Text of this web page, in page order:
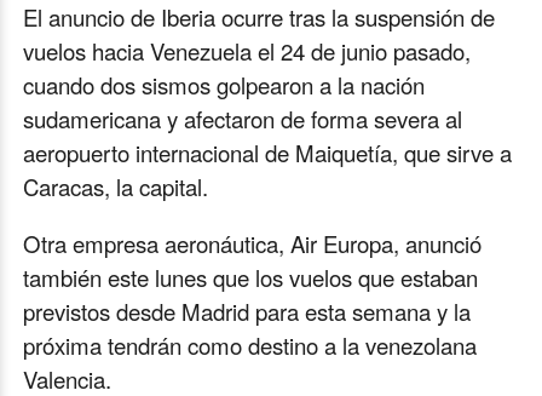
El anuncio de Iberia ocurre tras la suspensión de
vuelos hacia Venezuela el 24 de junio pasado,
cuando dos sismos golpearon a la nación
sudamericana y afectaron de forma severa al
aeropuerto internacional de Maiquetía, que sirve a
Caracas, la capital.
Otra empresa aeronáutica, Air Europa, anunció
también este lunes que los vuelos que estaban
previstos desde Madrid para esta semana y la
próxima tendrán como destino a la venezolana
Valencia.